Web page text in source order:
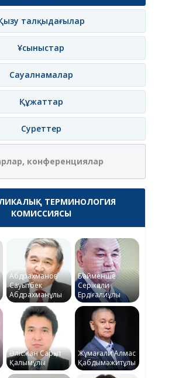
талқыдағылар
Ұсыныстар
Сауалнамалар
Құжаттар
Суреттер
конференциялар
ТЕРМИНОЛОГИЯ
КОМИССИЯСЫ
Абдрахманов
Сауытбек
Абдрахманұлы
Байменше
Серікқали
Ердіғалиұлы
Әлісжан Сарқыт
Қалымұлы
Жұмағали Алмас
Қабдымәжитұлы